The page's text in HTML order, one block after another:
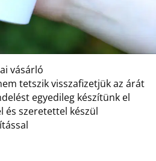
vásárló
tetszik visszafizetjük az árát
egyedileg készítünk el
és szeretettel készül